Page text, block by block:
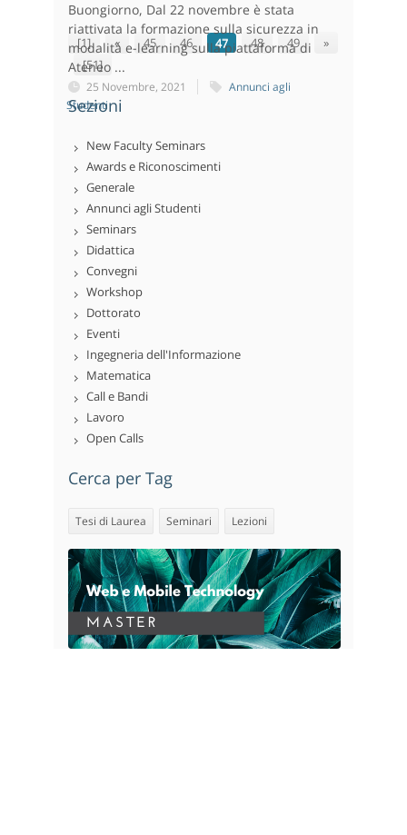
Buongiorno, Dal 22 novembre è stata
riattivata la formazione sulla sicurezza in
modalità e-learning sulla piattaforma di
Ateneo ...
25 Novembre, 2021
Annunci agli
Studenti
[1] « 45 46 47 48 49
»
[51]
Sezioni
New Faculty Seminars
Awards e Riconoscimenti
Generale
Annunci agli Studenti
Seminars
Didattica
Convegni
Workshop
Dottorato
Eventi
Ingegneria dell'Informazione
Matematica
Call e Bandi
Lavoro
Open Calls
Cerca per Tag
Tesi di Laurea Seminari Lezioni